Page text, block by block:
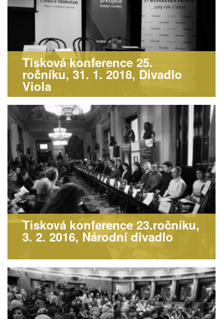
Tisková konference 25.
ročníku, 31. 1. 2018, Divadlo
Viola
Tisková konference 23.ročníku,
3. 2. 2016, Národní divadlo